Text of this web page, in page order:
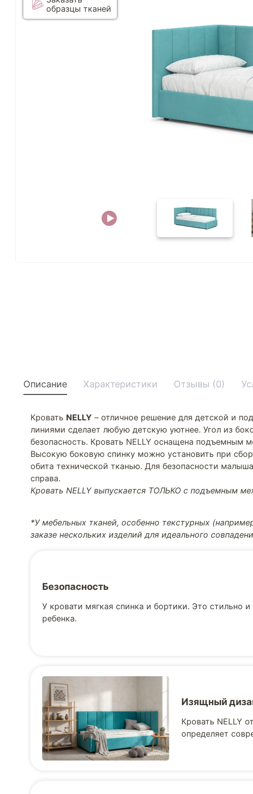
образцы тканей
Описание Характеристики Отзывы (0)
Кровать NELLY – отличное решение для детской и
линиями сделает любую детскую уютнее. Угол из
безопасность. Кровать NELLY оснащена
Высокую боковую спинку можно установить при
обита технической тканью. Для безопасности
справа.
Кровать NELLY выпускается ТОЛЬКО с подъемным
*У мебельных тканей, особенно текстурных
заказе нескольких изделий для идеального
Безопасность
У кровати мягкая спинка и бортики. Это стильно
ребенка.
Изящный
Кровать NELLY
определяет